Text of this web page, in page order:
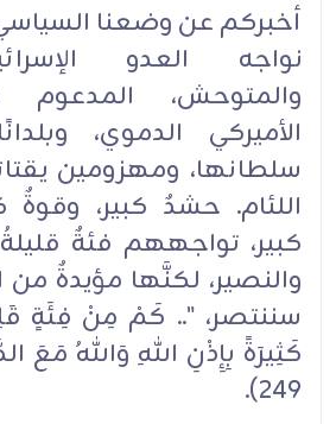
أخبركم عن وضعنا
نواجه العدو
والمتوحش، المدعوم
الأميركي الدموي،
سلطانها، ومهزومين
اللئام. حشدٌ كبير، وقوةٌ
كبير، تواجههم فئةٌ
والنصير، لكنَّها مؤيدةٌ من
سننتصر، ".. كَمْ مِنْ فِئَةٍ
كَثِيرَةً بِإِذْنِ اللهِ وَاللهُ مَعَ
249).